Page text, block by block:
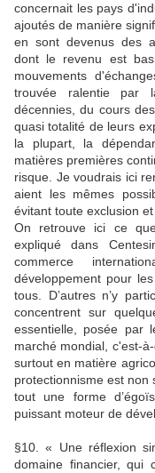
concernait les pays
ajoutés de manière
en sont devenus des
dont le revenu est
mouvements
trouvée ralentie par
décennies, du cours
quasi totalité de leurs
la plupart, la
matières premières
risque. Je voudrais ici
aient les mêmes
évitant toute exclusion
On retrouve ici ce
expliqué dans
commerce
développement pour
tous. D’autres n’y
concentrent sur
essentielle, posée par
marché mondial, c'est-
surtout en matière
protectionnisme est non
tout une forme
puissant moteur de
§10. « Une réflexion
domaine financier, qui